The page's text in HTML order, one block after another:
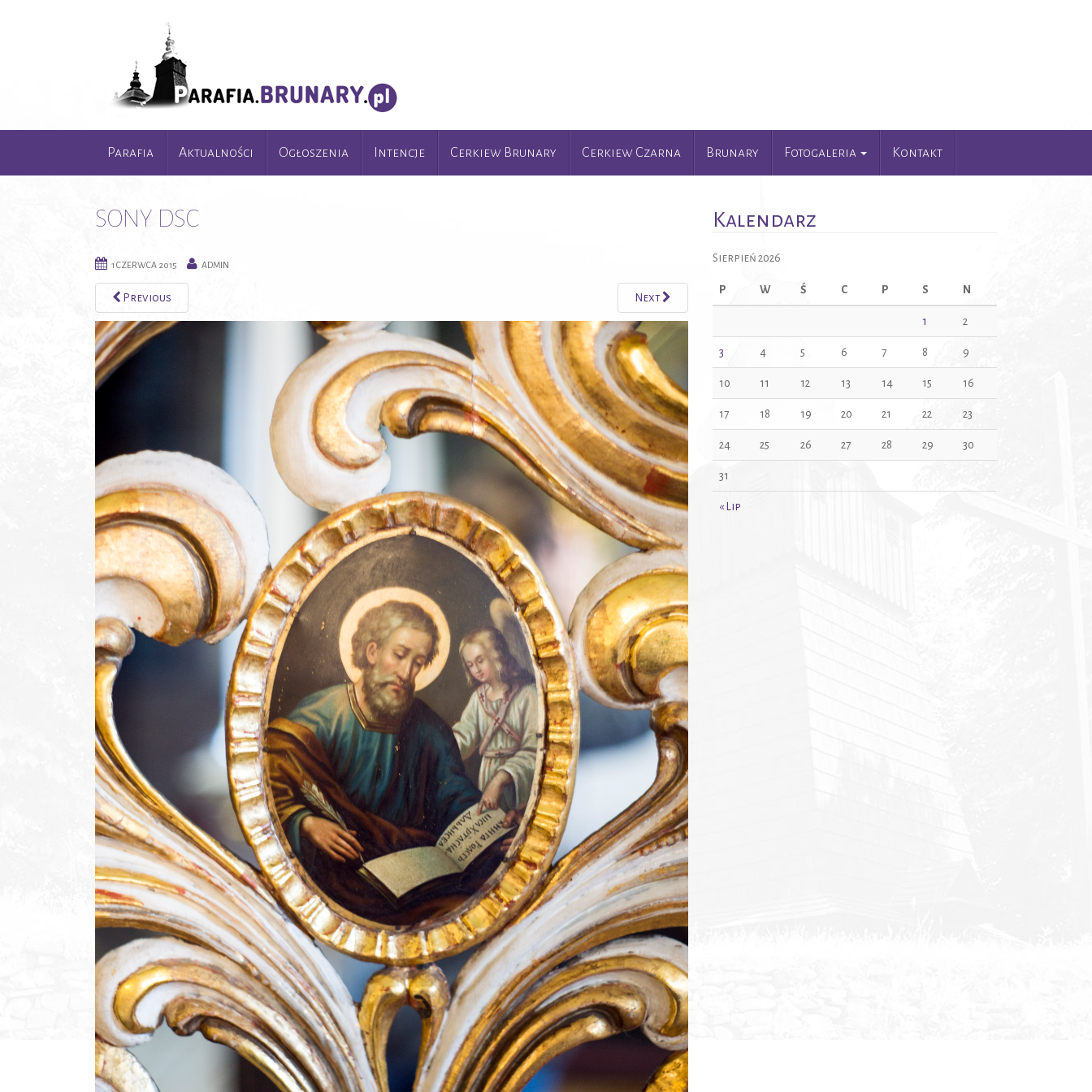
Parafia Aktualności Ogłoszenia Intencje Cerkiew Brunary Cerkiew Czarna Brunary Fotogaleria Kontakt
SONY DSC
1 CZERWCA 2015 ADMIN
Previous Next
Kalendarz
Sierpień 2026
P W Ś C P S N
« Lip
1 2
3 4 5 6 7 8 9
10 11 12 13 14 15 16
17 18 19 20 21 22 23
24 25 26 27 28 29 30
31